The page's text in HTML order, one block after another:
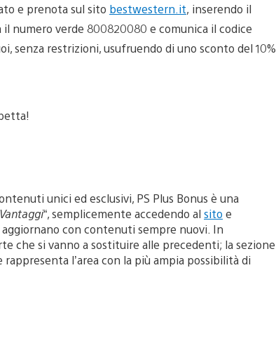
e prenota sul sito bestwestern.it, inserendo il
numero verde 800820080 e comunica il codice
senza restrizioni, usufruendo di uno sconto del 10%
unici ed esclusivi, PS Plus Bonus è una
Vantaggi“, semplicemente accedendo al sito e
con contenuti sempre nuovi. In
che si vanno a sostituire alle precedenti; la sezione
l’area con la più ampia possibilità di